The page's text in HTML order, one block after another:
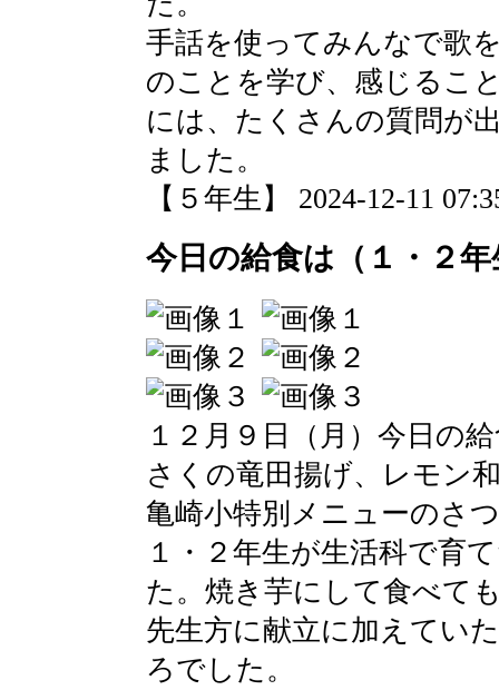
手話を使ってみんなで歌
のことを学び、感じるこ
には、たくさんの質問が
ました。
【５年生】 2024-12-11
今日の給食は（１・２
１２月９日（月）今日の
さくの竜田揚げ、レモン
亀崎小特別メニューのさ
１・２年生が生活科で育
た。焼き芋にして食べて
先生方に献立に加えてい
ろでした。